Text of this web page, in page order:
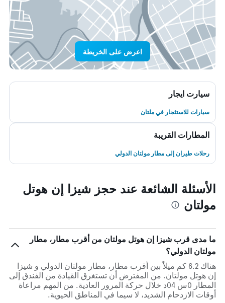
اعرض على الخريطة
سيارت ايجار
سيارات للاستئجار في ملتان
المطارات القريبة
رحلات طيران إلى مطار مولتان الدولي
الأسئلة الشائعة عند حجز شيزا إن هوتل
مولتان
ما مدى قرب شيزا إن هوتل مولتان من أقرب مطار، مطار
مولتان الدولي؟
هناك 6.2 كم ميلاً بين أقرب مطار، مطار مولتان الدولي و شيزا
إن هوتل مولتان. من المفترض أن تستغرق القيادة من الفندق إلى
المطار 0س 04د خلال حركة المرور العادية. من المهم مراعاة
أوقات الازدحام الشديد، لا سيما في المناطق الحيوية.